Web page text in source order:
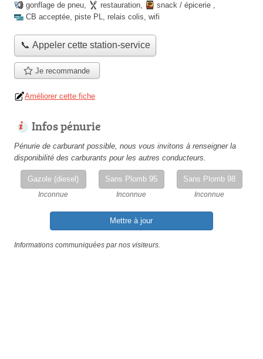
gonflage de pneu, restauration, snack / épicerie ,
CB acceptée, piste PL, relais colis, wifi
📞 Appeler cette station-service
Je recommande
Améliorer cette fiche
Infos pénurie
Pénurie de carburant possible, nous vous invitons à renseigner la
disponibilité des carburants pour les autres conducteurs.
Gazole (diesel)
Inconnue
Sans Plomb 95
Inconnue
Sans Plomb 98
Inconnue
Mettre à jour
Informations communiquées par nos visiteurs.